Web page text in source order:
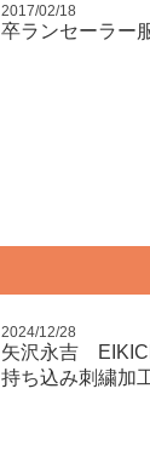
2017/02/18
卒ランセーラー
2024/12/28
矢沢永吉
持ち込み刺繍加